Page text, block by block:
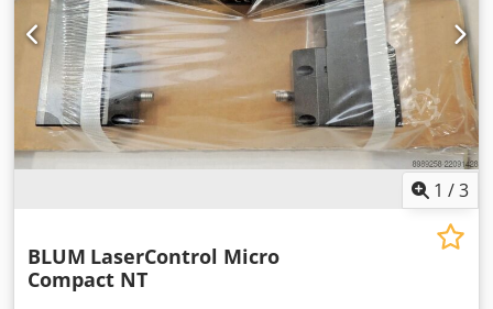
1 /3
BLUM LaserControl Micro
Compact NT